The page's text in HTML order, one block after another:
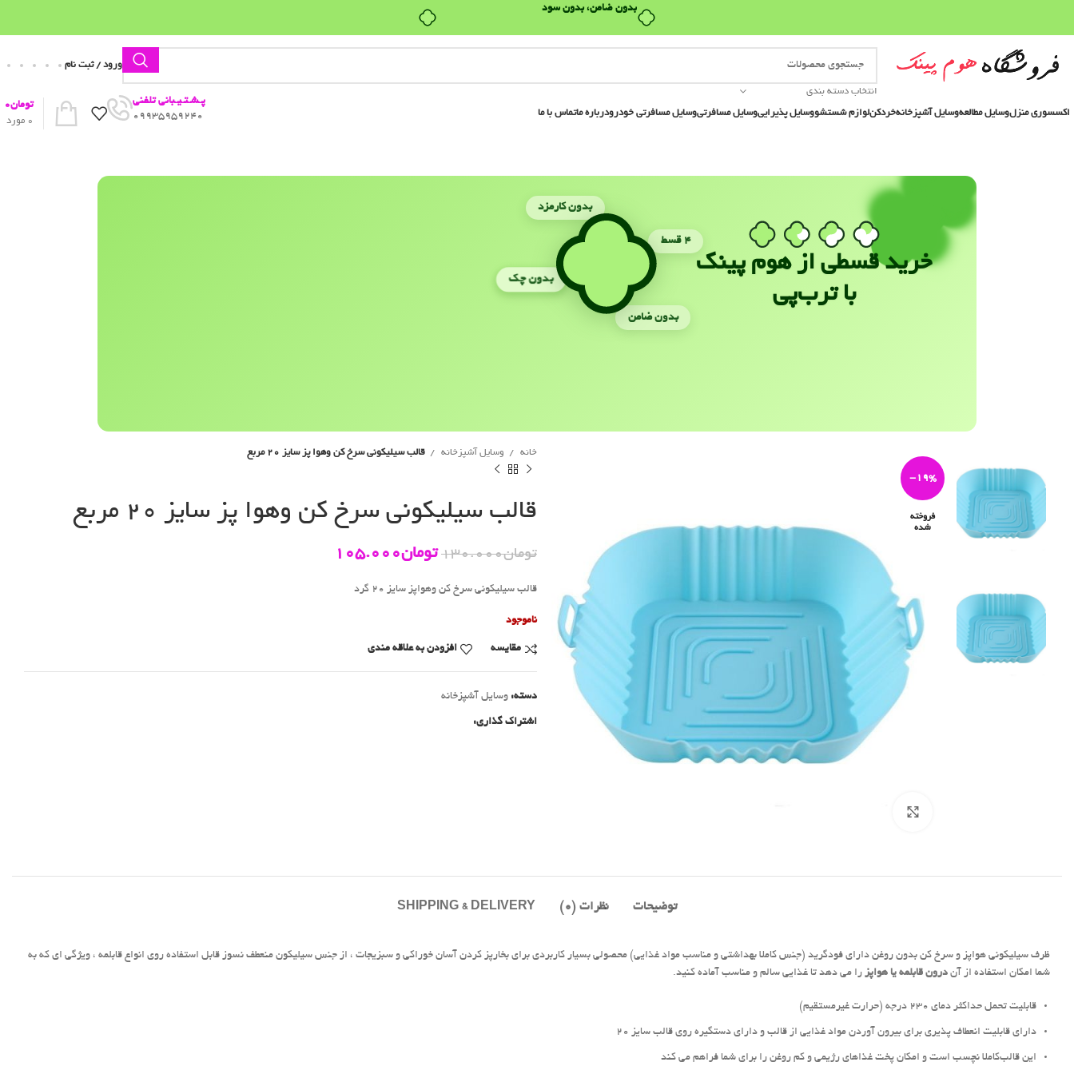
بدون ضامن، بدون سود
انتخاب دسته بندی
ورود / ثبت نام
اکسسوری منزلوسایل مطالعهوسایل آشپزخانهخردکنلوازم شستشووسایل پذیراییوسایل مسافرتیوسایل مسافرتی خودرودرباره ماتماس با ما
پـشـتـیـبانی تلفنی
09935959240
0 مورد
تومان0
خرید قسطی از هوم پینک
با ترب‌پی
بدون کارمزد
۴ قسط
بدون چک
بدون ضامن
-19%
فروخته
شده
خانه وسایل آشپزخانه قالب سیلیکونی سرخ کن وهوا پز سایز 20 مربع
قالب سیلیکونی سرخ کن وهوا پز سایز 20 مربع
تومان130.000 تومان105.000
قالب سیلیکونی سرخ کن وهواپز سایز 20 گرد
ناموجود
مقايسه افزودن به علاقه مندی
دسته: وسایل آشپزخانه
اشتراک گذاری:
توضیحات نظرات (0) SHIPPING & DELIVERY
ظرف سیلیکونی هواپز و سرخ کن بدون روغن دارای فودگرید (جنس کاملا بهداشتی و مناسب مواد غذایی) محصولی بسیار کاربردی برای بخارپز کردن آسان خوراکی و سبزیجات ، از جنس سیلیکون منعطف نسوز قابل استفاده روی انواع قابلمه ، ویژگی ای که به
شما امکان استفاده از آن درون قابلمه یا هواپز را می دهد تا غذایی سالم و مناسب آماده کنید.
قابلیت تحمل حداکثر دمای 230 درجه (حرارت غیرمستقیم)
دارای قابلیت انعطاف پذیری برای بیرون آوردن مواد غذایی از قالب و دارای دستگیره روی قالب سایز 20
این قالب‌کاملا نچسب است و امکان پخت غذاهای رژیمی و کم روغن را برای شما فراهم می کند